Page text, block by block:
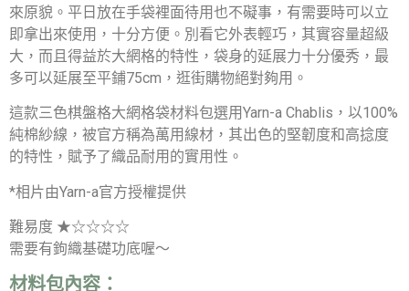
來原貌。平日放在手袋裡面待用也不礙事，有需要時可以立
即拿出來使用，十分方便。別看它外表輕巧，其實容量超級
大，而且得益於大網格的特性，袋身的延展力十分優秀，最
多可以延展至平鋪75cm，逛街購物絕對夠用。
這款三色棋盤格大網格袋材料包選用Yarn-a Chablis，以100%
純棉紗線，被官方稱為萬用線材，其出色的堅韌度和高捻度
的特性，賦予了織品耐用的實用性。
*相片由Yarn-a官方授權提供
難易度 ★☆☆☆☆
需要有鉤織基礎功底喔～
材料包內容：